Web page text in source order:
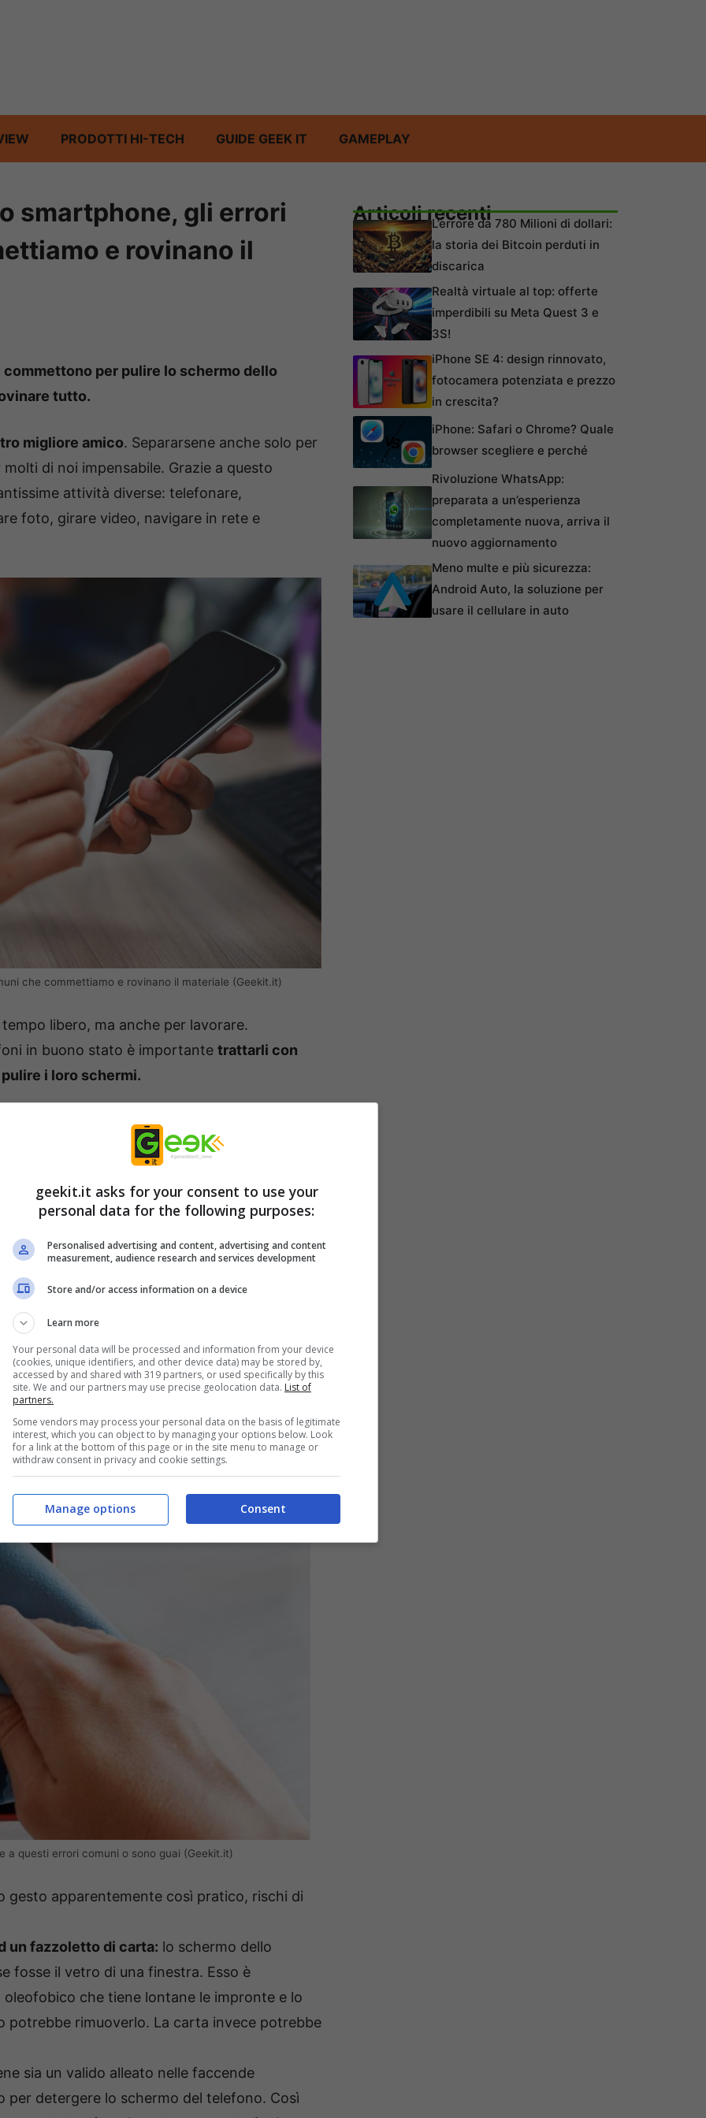
PRODOTTI HI-TECH GUIDE GEEK IT GAMEPLAY
smartphone, gli errori
e rovinano il
per pulire lo schermo dello
tutto.
migliore amico. Separarsene anche solo per
di noi impensabile. Grazie a questo
attività diverse: telefonare,
foto, girare video, navigare in rete e
che commettiamo e rovinano il materiale (Geekit.it)
libero, ma anche per lavorare.
in buono stato è importante trattarli con
i loro schermi.
lo schermo di uno smartphone.
comuni
o rischi di danneggiarlo per
smartphone: attenzione
guai
in tanto è senza dubbi una buona
il telefono, sia per consentire a noi stessi
la vista. Detto ciò, è bene tenere a mente
sono adatti a questo scopo.Molti
rischiano di danneggiare il dispositivo per
fare:
a questi errori comuni o sono guai (Geekit.it)
gesto apparentemente così pratico, rischi di
un fazzoletto di carta: lo schermo dello
fosse il vetro di una finestra. Esso è
che tiene lontane le impronte e lo
potrebbe rimuoverlo. La carta invece potrebbe
sia un valido alleato nelle faccende
per detergere lo schermo del telefono. Così
Articoli recentiL’errore da 780 Milioni di dollari:
la storia dei Bitcoin perduti in
discarica
Realtà virtuale al top: offerte
imperdibili su Meta Quest 3 e
3S!
iPhone SE 4: design rinnovato,
fotocamera potenziata e prezzo
in crescita?
iPhone: Safari o Chrome? Quale
browser scegliere e perché
Rivoluzione WhatsApp:
preparata a un’esperienza
completamente nuova, arriva il
nuovo aggiornamento
Meno multe e più sicurezza:
Android Auto, la soluzione per
usare il cellulare in auto
geekit.it asks for your consent to use your
personal data for the following purposes:
Personalised advertising and content, advertising and content
measurement, audience research and services development
Store and/or access information on a device
Learn more
Your personal data will be processed and information from your device
(cookies, unique identifiers, and other device data) may be stored by,
accessed by and shared with 319 partners, or used specifically by this
site. We and our partners may use precise geolocation data. List of
partners.
Some vendors may process your personal data on the basis of legitimate
interest, which you can object to by managing your options below. Look
for a link at the bottom of this page or in the site menu to manage or
withdraw consent in privacy and cookie settings.
Consent
Manage options